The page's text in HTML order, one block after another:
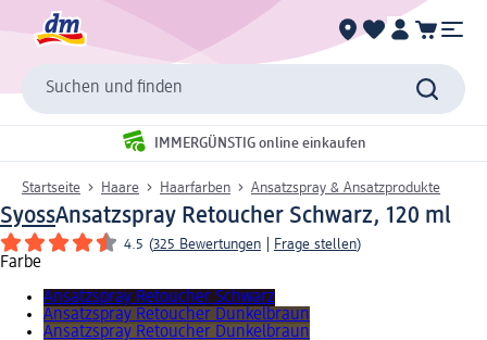
Suchen und finden
IMMERGÜNSTIG online einkaufen
Startseite Haare Haarfarben Ansatzspray & Ansatzprodukte
SyossAnsatzspray Retoucher Schwarz, 120 ml
4.5 (325 Bewertungen Frage stellen)
Farbe
Ansatzspray Retoucher Schwarz
Ansatzspray Retoucher Dunkelbraun
Ansatzspray Retoucher Dunkelbraun